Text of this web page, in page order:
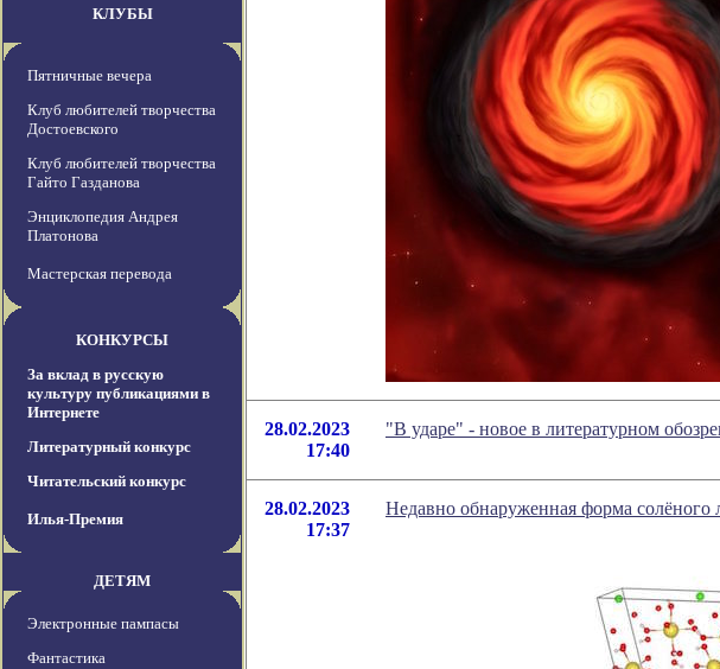
КЛУБЫ
Пятничные вечера
Клуб любителей творчества
Достоевского
Клуб любителей творчества
Гайто Газданова
Энциклопедия Андрея
Платонова
Мастерская перевода
КОНКУРСЫ
За вклад в русскую
культуру публикациями в
Интернете
Литературный конкурс
Читательский конкурс
Илья-Премия
ДЕТЯМ
Электронные пампасы
Фантастика
28.02.2023
17:40
"В ударе" - новое в литературном
28.02.2023
17:37
Недавно обнаруженная форма солёного